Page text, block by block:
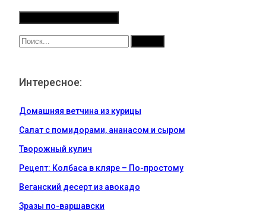
Интересное:
Домашняя ветчина из курицы
Салат с помидорами, ананасом и сыром
Творожный кулич
Рецепт: Колбаса в кляре – По-простому
Веганский десерт из авокадо
Зразы по-варшавски